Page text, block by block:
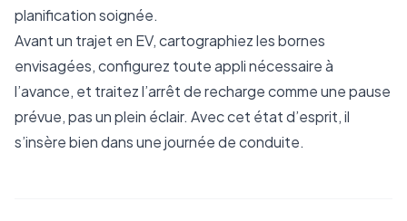
planification soignée.
Avant un trajet en EV, cartographiez les bornes
envisagées, configurez toute appli nécessaire à
l’avance, et traitez l’arrêt de recharge comme une pause
prévue, pas un plein éclair. Avec cet état d’esprit, il
s’insère bien dans une journée de conduite.